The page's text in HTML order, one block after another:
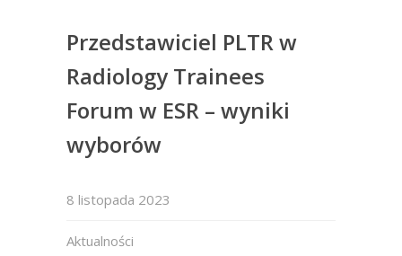
Przedstawiciel PLTR w
Radiology Trainees
Forum w ESR – wyniki
wyborów
8 listopada 2023
Aktualności